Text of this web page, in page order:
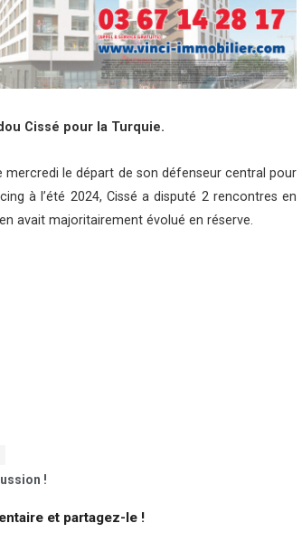
Cissé pour la Turquie.
mercredi le départ de son défenseur central pour
à l’été 2024, Cissé a disputé 2 rencontres en
avait majoritairement évolué en réserve.
!
et partagez-le !